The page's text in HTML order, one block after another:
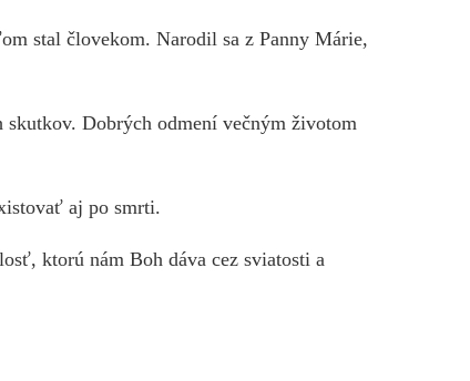
stal človekom. Narodil sa z Panny Márie,
Dobrých odmení večným životom
aj po smrti.
ktorú nám Boh dáva cez sviatosti a